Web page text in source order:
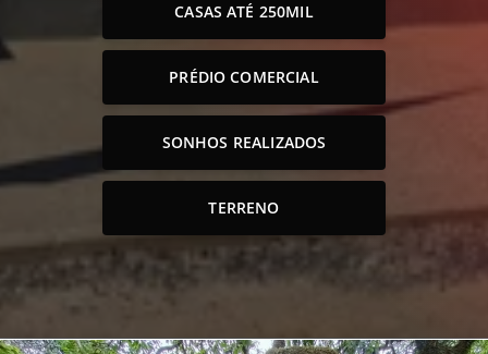
CASAS ATÉ 250MIL
PRÉDIO COMERCIAL
SONHOS REALIZADOS
TERRENO